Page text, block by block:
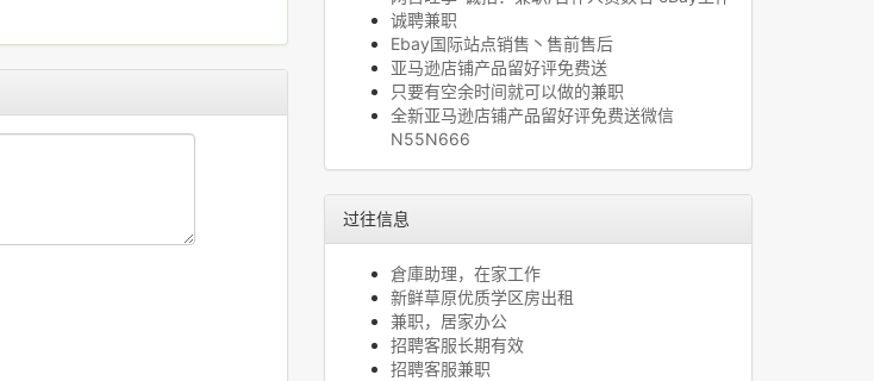
诚聘兼职
Ebay国际站点销售丶售前售后
亚马逊店铺产品留好评免费送
只要有空余时间就可以做的兼职
全新亚马逊店铺产品留好评免费送微信
N55N666
过往信息
倉庫助理，在家工作
新鲜草原优质学区房出租
兼职，居家办公
招聘客服长期有效
招聘客服兼职